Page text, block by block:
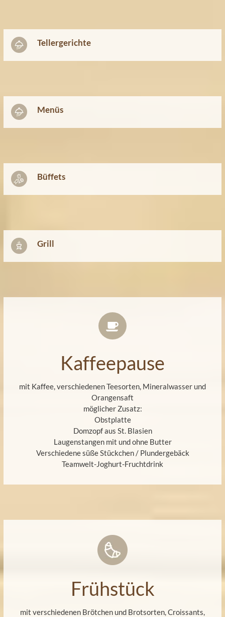
Tellergerichte
Menüs
Büffets
Grill
Kaffeepause
mit Kaffee, verschiedenen Teesorten, Mineralwasser und
Orangensaft
möglicher Zusatz:
Obstplatte
Domzopf aus St. Blasien
Laugenstangen mit und ohne Butter
Verschiedene süße Stückchen / Plundergebäck
Teamwelt-Joghurt-Fruchtdrink
Frühstück
mit verschiedenen Brötchen und Brotsorten, Croissants,